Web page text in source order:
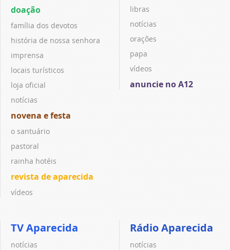
doação
família dos devotos
história de nossa senhora
imprensa
locais turísticos
loja oficial
notícias
novena e festa
o santuário
pastoral
rainha hotéis
revista de aparecida
vídeos
libras
notícias
orações
papa
vídeos
anuncie no A12
TV Aparecida
notícias
Rádio Aparecida
notícias